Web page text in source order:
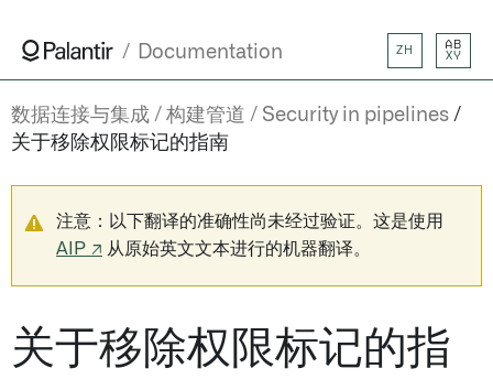
Documentation ZH
AB
XY
数据连接与集成 构建管道
Security in pipelines
关于移除权限标记的指南
注意：以下翻译的准确性尚未经过验证。这是使用
AIP ↗ 从原始英文文本进行的机器翻译。
关于移除权限标记的指